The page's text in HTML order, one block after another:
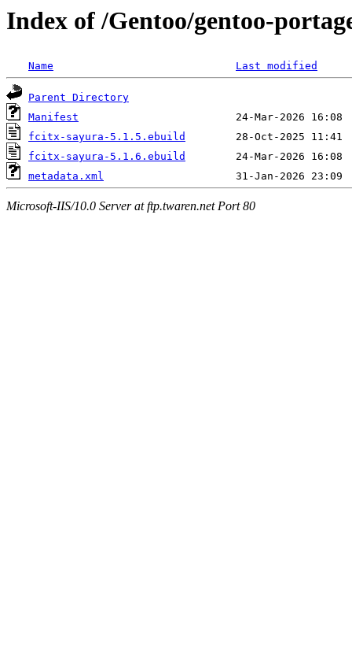
Index of /Gentoo/gentoo-
Name Last modified
Parent Directory
Manifest
fcitx-sayura-5.1.5.ebuild
fcitx-sayura-5.1.6.ebuild
metadata.xml
Microsoft-IIS/10.0 Server at ftp.twaren.net Port 80